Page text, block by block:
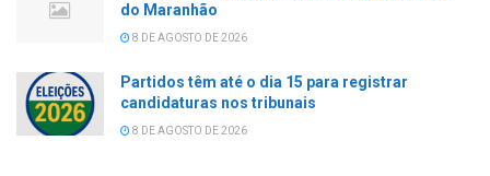
do Maranhão
8 DE AGOSTO DE 2026
Partidos têm até o dia 15 para registrar
candidaturas nos tribunais
8 DE AGOSTO DE 2026